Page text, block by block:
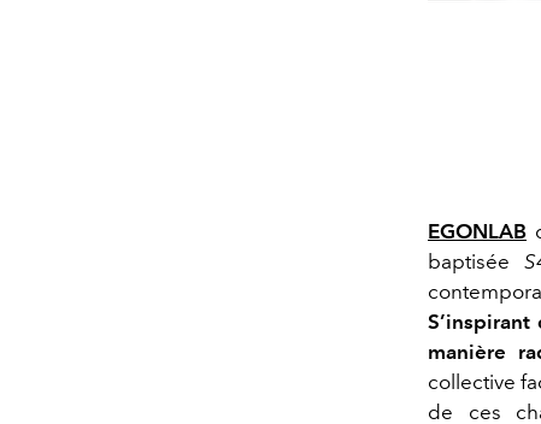
EGONLAB
baptisée
manière
collective
de ces